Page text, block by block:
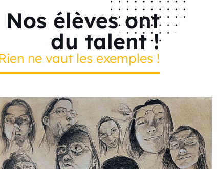
Nos élèves ont
du talent !
ne vaut les exemples !